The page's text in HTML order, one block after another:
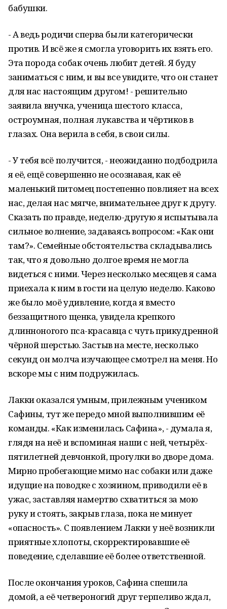
бабушки.
- А ведь родичи сперва были категорически
против. И всё же я смогла уговорить их взять его.
Эта порода собак очень любит детей. Я буду
заниматься с ним, и вы все увидите, что он станет
для нас настоящим другом! - решительно
заявила внучка, ученица шестого класса,
остроумная, полная лукавства и чёртиков в
глазах. Она верила в себя, в свои силы.
- У тебя всё получится, - неожиданно подбодрила
я её, ещё совершенно не осознавая, как её
маленький питомец постепенно повлияет на всех
нас, делая нас мягче, внимательнее друг к другу.
Сказать по правде, неделю-другую я испытывала
сильное волнение, задаваясь вопросом: «Как они
там?». Семейные обстоятельства складывались
так, что я довольно долгое время не могла
видеться с ними. Через несколько месяцев я сама
приехала к ним в гости на целую неделю. Каково
же было моё удивление, когда я вместо
беззащитного щенка, увидела крепкого
длинноногого пса-красавца с чуть прикудренной
чёрной шерстью. Застыв на месте, несколько
секунд он молча изучающее смотрел на меня. Но
вскоре мы с ним подружилась.
Лакки оказался умным, прилежным учеником
Сафины, тут же передо мной выполнившим её
команды. «Как изменилась Сафина», - думала я,
глядя на неё и вспоминая наши с ней, четырёх-
пятилетней девчонкой, прогулки во дворе дома.
Мирно пробегающие мимо нас собаки или даже
идущие на поводке с хозяином, приводили её в
ужас, заставляя намертво схватиться за мою
руку и стоять, закрыв глаза, пока не минует
«опасность». С появлением Лакки у неё возникли
приятные хлопоты, скорректировавшие её
поведение, сделавшие её более ответственной.
После окончания уроков, Сафина спешила
домой, а её четвероногий друг терпеливо ждал,